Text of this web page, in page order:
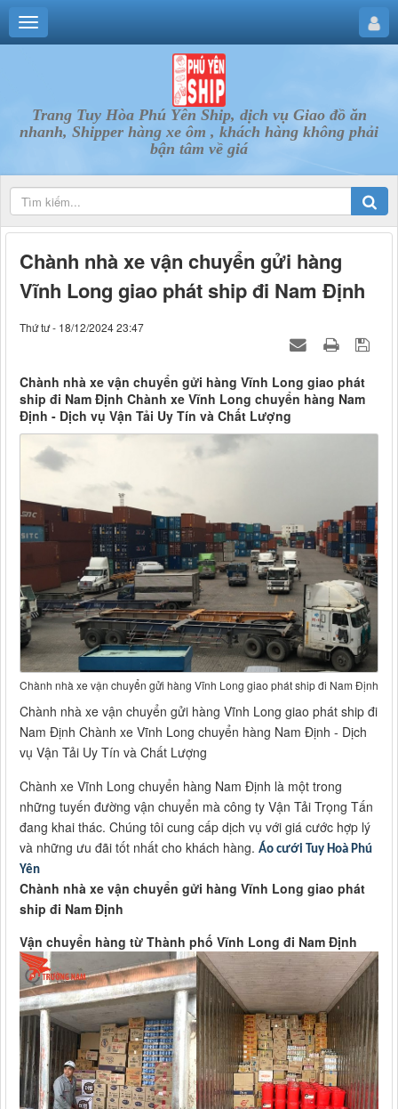
Trang Tuy Hòa Phú Yên Ship, dịch vụ Giao đồ ăn
nhanh, Shipper hàng xe ôm , khách hàng không phải
bận tâm về giá
Chành nhà xe vận chuyển gửi hàng
Vĩnh Long giao phát ship đi Nam Định
Thứ tư - 18/12/2024 23:47
Chành nhà xe vận chuyển gửi hàng Vĩnh Long giao phát
ship đi Nam Định Chành xe Vĩnh Long chuyển hàng Nam
Định - Dịch vụ Vận Tải Uy Tín và Chất Lượng
Chành nhà xe vận chuyển gửi hàng Vĩnh Long giao phát ship đi Nam Định
Chành nhà xe vận chuyển gửi hàng Vĩnh Long giao phát ship đi
Nam Định Chành xe Vĩnh Long chuyển hàng Nam Định - Dịch
vụ Vận Tải Uy Tín và Chất Lượng
Chành xe Vĩnh Long chuyển hàng Nam Định là một trong
những tuyến đường vận chuyển mà công ty Vận Tải Trọng Tấn
đang khai thác. Chúng tôi cung cấp dịch vụ với giá cước hợp lý
và những ưu đãi tốt nhất cho khách hàng. Áo cưới Tuy Hoà Phú
Yên
Chành nhà xe vận chuyển gửi hàng Vĩnh Long giao phát
ship đi Nam Định
Vận chuyển hàng từ Thành phố Vĩnh Long đi Nam Định